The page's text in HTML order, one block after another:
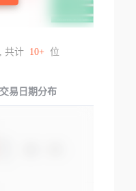
共计 10+ 位
交易日期分布